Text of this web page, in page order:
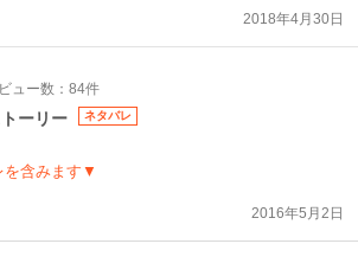
を追いかけて別の土地からやって来て、その人
そこからどうするというストーリー自体は目新
もったいない感じで控えめに展開されてしまっ
ってしまっていて損している。
派手な集まりは最初のうちだけしかない。そも
二人のキャラが絵ににじみ出てこない。
確かめたいが、ヒロインの存在が特別ではなく
格好いいです！この二人はハッピーエンド後もず
できる安心カップルです♪
？してくれて良かった。
乱れてるような…？
2018年4月30日
ュー数：84件
ーリー ネタバレ
を含みます▼
2016年5月2日